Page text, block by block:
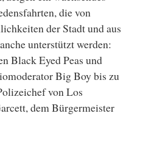
die von
der Stadt und aus
unterstützt werden:
Black Eyed Peas und
Big Boy bis zu
von Los
dem Bürgermeister